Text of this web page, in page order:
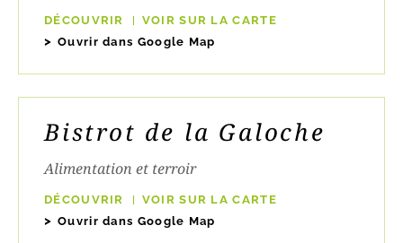
DÉCOUVRIR
VOIR SUR LA CARTE
Ouvrir dans Google Map
Bistrot de la Galoche
Alimentation et terroir
DÉCOUVRIR
VOIR SUR LA CARTE
Ouvrir dans Google Map